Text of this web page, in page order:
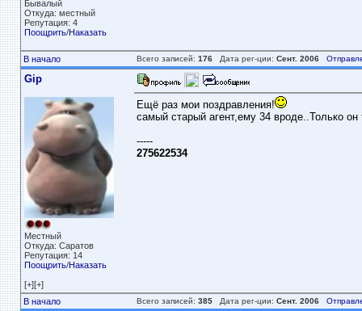
Бывалый
Откуда: местный
Репутация: 4
Поощрить/Наказать
В начало Всего записей: 176Дата рег-ции: Сент. 2006
Gip
Местный
Откуда: Саратов
Репутация: 14
Поощрить/Наказать
[+][+]
Ещё раз мои поздравления!
самый старый агент,ему 34 вроде..Только он
-----
275622534
В начало Всего записей: 385Дата рег-ции: Сент. 2006